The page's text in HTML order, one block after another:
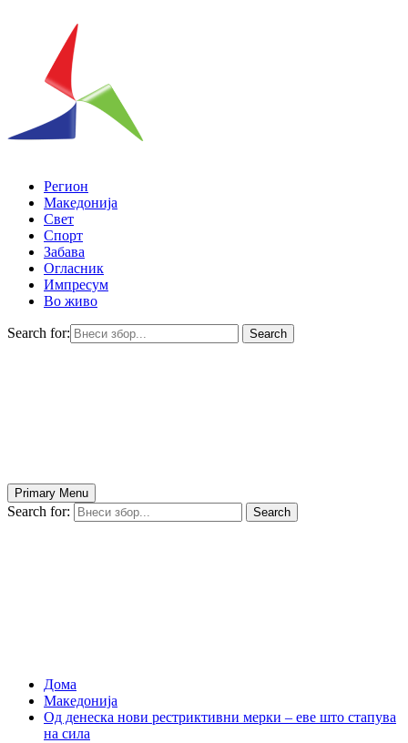
Регион
Македонија
Свет
Спорт
Забава
Огласник
Импресум
Во живо
Search for: Search
Primary Menu
Search for: Search
Дома
Македонија
Од денеска нови рестриктивни мерки – еве што стапува
на сила